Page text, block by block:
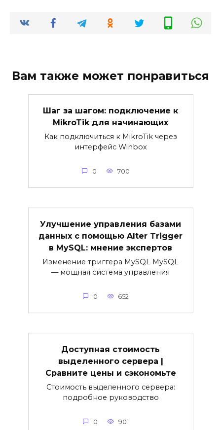
Вам также может понравиться
Шаг за шагом: подключение к
MikroTik для начинающих
Как подключиться к MikroTik через
интерфейс Winbox
0 700
Улучшение управления базами
данных с помощью Alter Trigger
в MySQL: мнение экспертов
Изменение триггера MySQL MySQL
— мощная система управления
0 652
Доступная стоимость
выделенного сервера |
Сравните цены и сэкономьте
Стоимость выделенного сервера:
подробное руководство
0 901